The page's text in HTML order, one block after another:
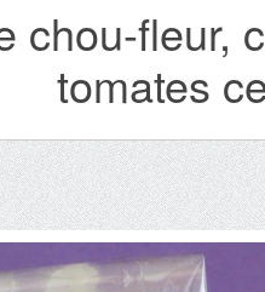
chou-fleur,
tomates